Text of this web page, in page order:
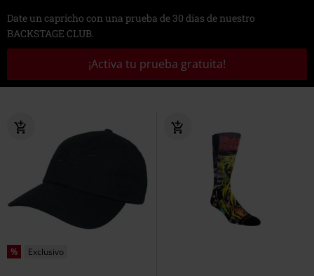
Date un capricho con una prueba de 30 días de nuestro
BACKSTAGE CLUB.
¡Activa tu prueba gratuita!
% Exclusivo